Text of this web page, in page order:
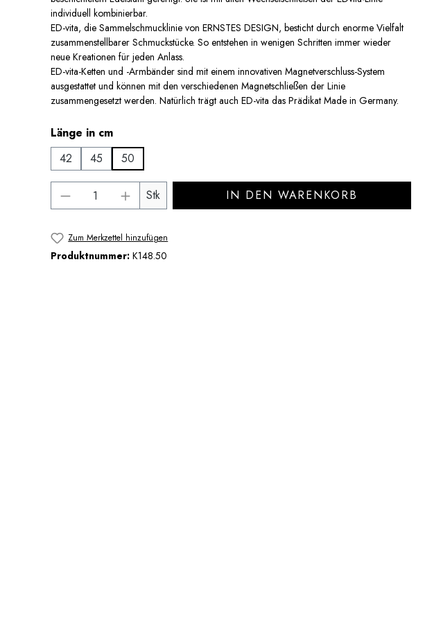
individuell kombinierbar.
ED-vita, die Sammelschmucklinie von ERNSTES DESIGN, besticht durch enorme Vielfalt
zusammenstellbarer Schmuckstücke. So entstehen in wenigen Schritten immer wieder
neue Kreationen für jeden Anlass.
ED-vita-Ketten und -Armbänder sind mit einem innovativen Magnetverschluss-System
ausgestattet und können mit den verschiedenen Magnetschließen der Linie
zusammengesetzt werden. Natürlich trägt auch ED-vita das Prädikat Made in Germany.
Länge in cmauswählen
42
45 50
Produkt Anzahl: Gib den gewünschten Wert ein
Stk IN DEN WARENKORB
Zum Merkzettel hinzufügen
Produktnummer: K148.50